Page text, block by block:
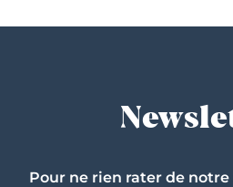
Pour ne rien rater de